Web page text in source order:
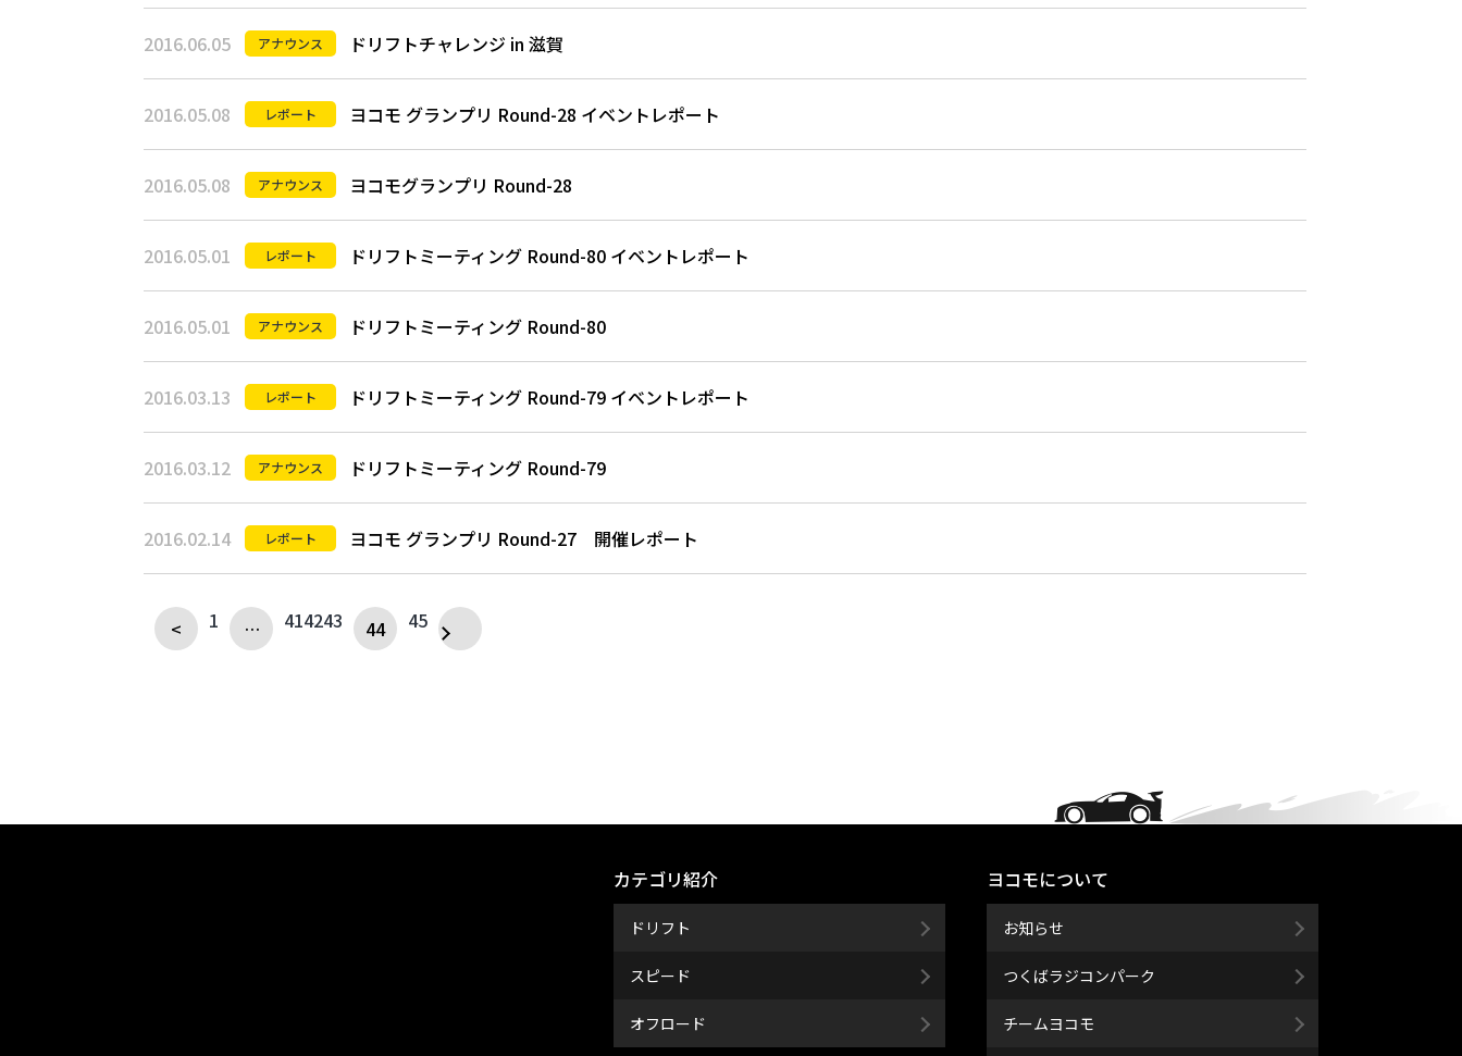
2016.06.05 アナウンス ドリフトチャレンジ in 滋賀
2016.05.08 レポート ヨコモ グランプリ Round-28 イベントレポート
2016.05.08 アナウンス ヨコモグランプリ Round-28
2016.05.01 レポート ドリフトミーティング Round-80 イベントレポート
2016.05.01 アナウンス ドリフトミーティング Round-80
2016.03.13 レポート ドリフトミーティング Round-79 イベントレポート
2016.03.12 アナウンス ドリフトミーティング Round-79
2016.02.14 レポート ヨコモ グランプリ Round-27 開催レポート
< 1 … 414243 44 45
カテゴリ紹介
ドリフト
スピード
オフロード
ヨコモについて
お知らせ
つくばラジコンパーク
チームヨコモ